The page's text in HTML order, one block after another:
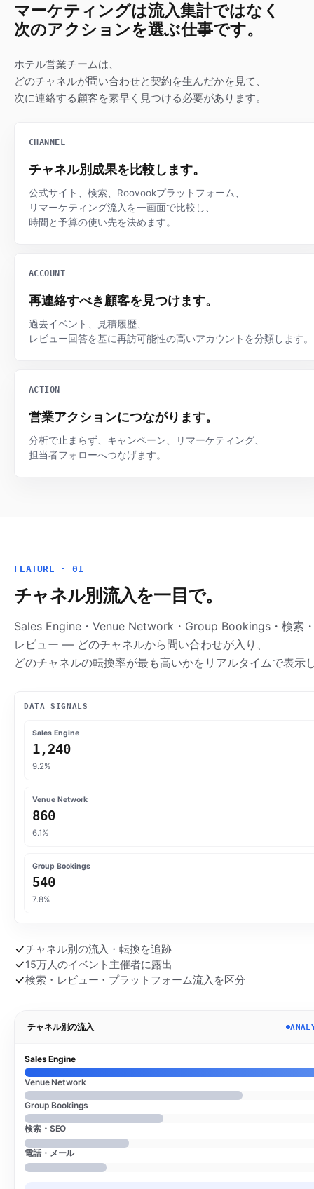
マーケティングは流入集計ではなく
次のアクションを選ぶ仕事です。
ホテル営業チームは、
どのチャネルが問い合わせと契約を生んだかを見て、
次に連絡する顧客を素早く見つける必要があります。
CHANNEL
チャネル別成果を比較します。
公式サイト、検索、Roovookプラットフォーム、
リマーケティング流入を一画面で比較し、
時間と予算の使い先を決めます。
ACCOUNT
再連絡すべき顧客を見つけます。
過去イベント、見積履歴、
レビュー回答を基に再訪可能性の高いアカウントを分類します。
ACTION
営業アクションにつながります。
分析で止まらず、キャンペーン、リマーケティング、
担当者フォローへつなげます。
FEATURE · 01
チャネル別流入を一目で。
Sales Engine・Venue Network・Group Bookings・検索
レビュー — どのチャネルから問い合わせが入り、
どのチャネルの転換率が最も高いかをリアルタイムで表示
DATA SIGNALS
Sales Engine
1,240
9.2%
Venue Network
860
6.1%
Group Bookings
540
7.8%
チャネル別の流入・転換を追跡
15万人のイベント主催者に露出
検索・レビュー・プラットフォーム流入を区分
チャネル別の流入
Sales Engine
Venue Network
Group Bookings
検索・SEO
電話・メール